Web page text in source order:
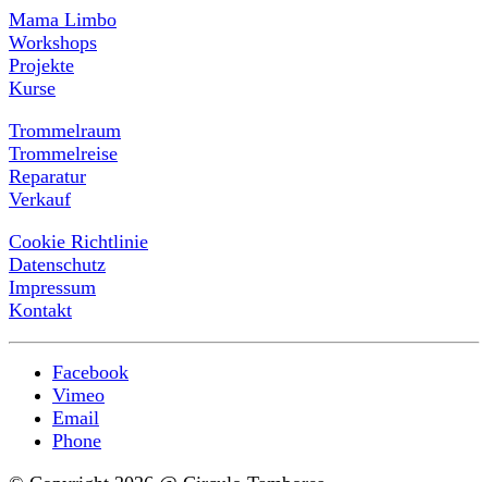
Mama Limbo
Workshops
Projekte
Kurse
Trommelraum
Trommelreise
Reparatur
Verkauf
Cookie Richtlinie
Datenschutz
Impressum
Kontakt
Facebook
Vimeo
Email
Phone